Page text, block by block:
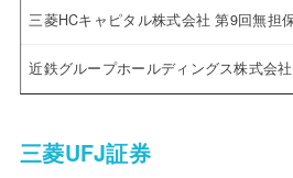
三菱HCキャピタル株式会社 第9回無担
近鉄グループホールディングス株式会
三菱UFJ証券